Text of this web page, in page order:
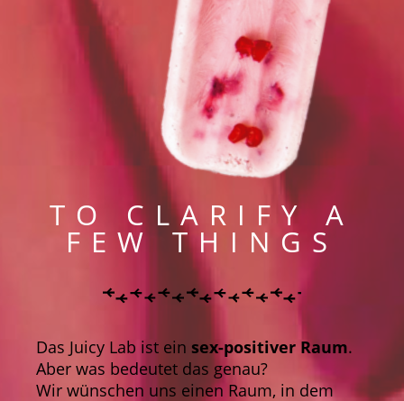
TO CLARIFY A
FEW THINGS
Das Juicy Lab ist ein sex-positiver Raum.
Aber was bedeutet das genau?
Wir wünschen uns einen Raum, in dem